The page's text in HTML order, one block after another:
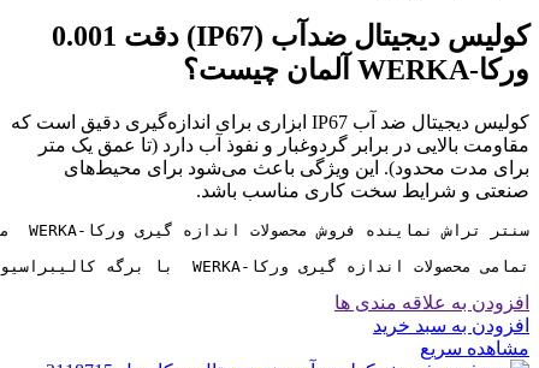
کولیس دیجیتال ضدآب (IP67) دقت 0.001
ورکا-WERKA آلمان چیست؟
کولیس دیجیتال ضد آب IP67 ابزاری برای اندازه‌گیری دقیق است که
مقاومت بالایی در برابر گردوغبار و نفوذ آب دارد (تا عمق یک متر
برای مدت محدود). این ویژگی باعث می‌شود برای محیط‌های
صنعتی و شرایط سخت کاری مناسب باشد.
تمامی محصولات اندازه گیری ورکا-WERKA  با برگه کالیبراسیون معتبر و 6 ماه ضمانت کالیبره به مشتریان ارائه میگردد
افزودن به علاقه مندی ها
افزودن به سبد خرید
مشاهده سریع